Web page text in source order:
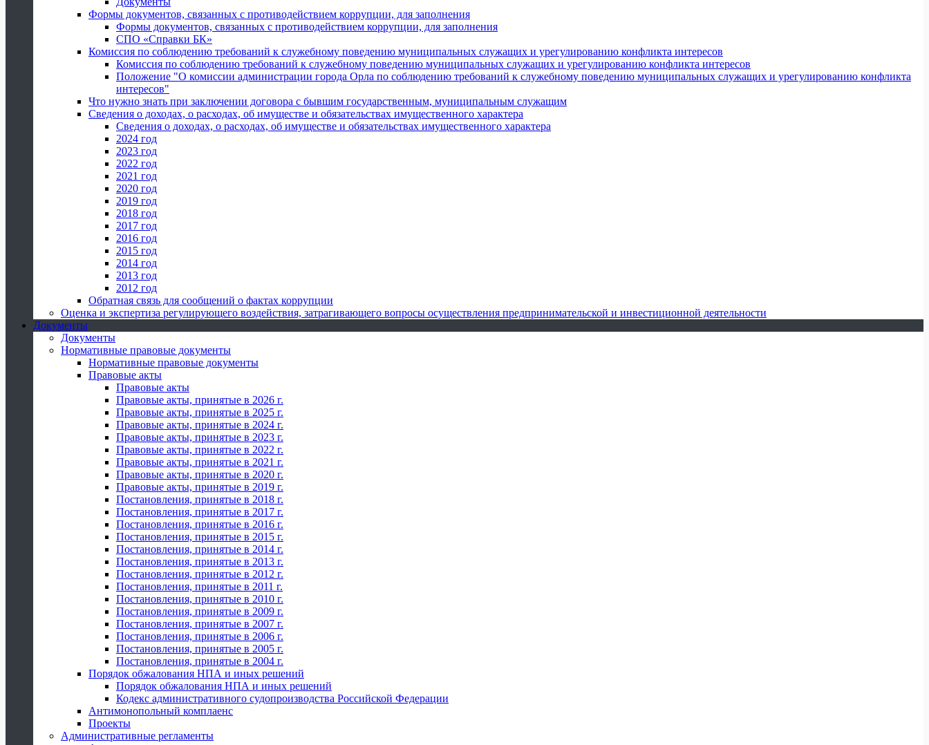
Формы документов, связанных с противодействием коррупции, для заполнения
Формы документов, связанных с противодействием коррупции, для заполнения
СПО «Справки БК»
Комиссия по соблюдению требований к служебному поведению муниципальных служащих и урегулированию конфликта интересов
Комиссия по соблюдению требований к служебному поведению муниципальных служащих и урегулированию конфликта интересов
Положение "О комиссии администрации города Орла по соблюдению требований к служебному поведению муниципальных служащих и урегулированию конфликта
интересов"
Что нужно знать при заключении договора с бывшим государственным, муниципальным служащим
Сведения о доходах, о расходах, об имуществе и обязательствах имущественного характера
Сведения о доходах, о расходах, об имуществе и обязательствах имущественного характера
2024 год
2023 год
2022 год
2021 год
2020 год
2019 год
2018 год
2017 год
2016 год
2015 год
2014 год
2013 год
2012 год
Обратная связь для сообщений о фактах коррупции
Оценка и экспертиза регулирующего воздействия, затрагивающего вопросы осуществления предпринимательской и инвестиционной деятельности
Документы
Документы
Нормативные правовые документы
Нормативные правовые документы
Правовые акты
Правовые акты
Правовые акты, принятые в 2026 г.
Правовые акты, принятые в 2025 г.
Правовые акты, принятые в 2024 г.
Правовые акты, принятые в 2023 г.
Правовые акты, принятые в 2022 г.
Правовые акты, принятые в 2021 г.
Правовые акты, принятые в 2020 г.
Правовые акты, принятые в 2019 г.
Постановления, принятые в 2018 г.
Постановления, принятые в 2017 г.
Постановления, принятые в 2016 г.
Постановления, принятые в 2015 г.
Постановления, принятые в 2014 г.
Постановления, принятые в 2013 г.
Постановления, принятые в 2012 г.
Постановления, принятые в 2011 г.
Постановления, принятые в 2010 г.
Постановления, принятые в 2009 г.
Постановления, принятые в 2007 г.
Постановления, принятые в 2006 г.
Постановления, принятые в 2005 г.
Постановления, принятые в 2004 г.
Порядок обжалования НПА и иных решений
Порядок обжалования НПА и иных решений
Кодекс административного судопроизводства Российской Федерации
Антимонопольный комплаенс
Проекты
Административные регламенты